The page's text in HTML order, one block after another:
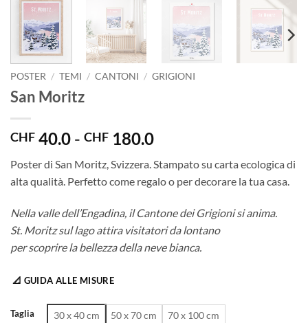
POSTER / TEMI / CANTONI / GRIGIONI
San Moritz
CHF 40.0 - CHF 180.0Fascia
prezzo:
da
CHF 40.0
a
CHF 180.0
Poster di San Moritz, Svizzera. Stampato su carta ecologica di
alta qualità. Perfetto come regalo o per decorare la tua casa.
Nella valle dell’Engadina, il Cantone dei Grigioni si anima.
St. Moritz sul lago attira visitatori da lontano
per scoprire la bellezza della neve bianca.
📐 GUIDA ALLE MISURE
Taglia 30 x 40 cm 50 x 70 cm 70 x 100 cm